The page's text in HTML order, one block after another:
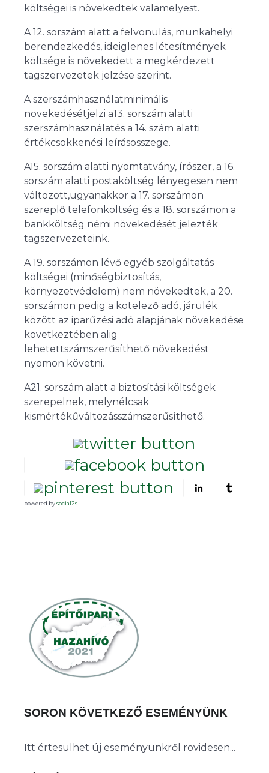
költségei is növekedtek valamelyest.
A 12. sorszám alatt a felvonulás, munkahelyi
berendezkedés, ideiglenes létesítmények
költsége is növekedett a megkérdezett
tagszervezetek jelzése szerint.
A szerszámhasználatminimális
növekedésétjelzi a13. sorszám alatti
szerszámhasználatés a 14. szám alatti
értékcsökkenési leírásösszege.
A15. sorszám alatti nyomtatvány, írószer, a 16.
sorszám alatti postaköltség lényegesen nem
változott,ugyanakkor a 17. sorszámon
szereplő telefonköltség és a 18. sorszámon a
bankköltség némi növekedését jelezték
tagszervezeteink.
A 19. sorszámon lévő egyéb szolgáltatás
költségei (minőségbiztosítás,
környezetvédelem) nem növekedtek, a 20.
sorszámon pedig a kötelező adó, járulék
között az iparűzési adó alapjának növekedése
következtében alig
lehetettszámszerűsíthető növekedést
nyomon követni.
A21. sorszám alatt a biztosítási költségek
szerepelnek, melynélcsak
kismértékűváltozásszámszerűsíthető.
powered bysocial2s
SORON KÖVETKEZŐ ESEMÉNYÜNK
Itt értesülhet új eseményünkről rövidesen...